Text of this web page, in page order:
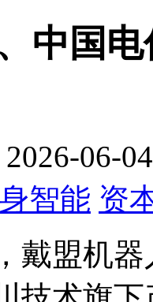
中国
2026-06-
智能 资
戴盟机